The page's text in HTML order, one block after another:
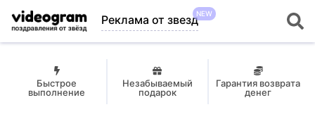
Реклама от звездNEW
Быстрое
выполнение
Незабываемый
подарок
Гарантия возврата
денег